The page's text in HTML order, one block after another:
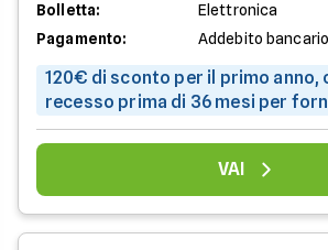
Bolletta:
Elettronica
Pagamento:
Addebito bancario
120€ di sconto per il primo anno,
recesso prima di 36 mesi per
VAI